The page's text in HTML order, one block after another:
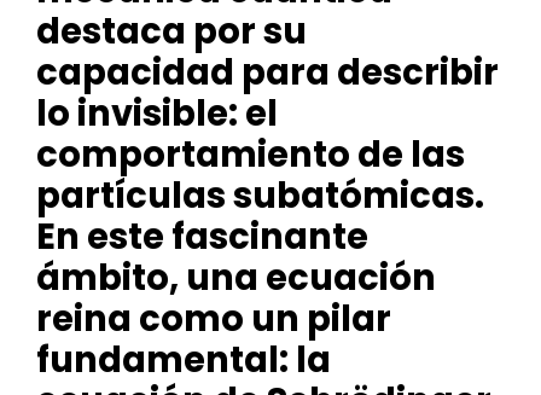
destaca por su
capacidad para describir
lo invisible: el
comportamiento de las
partículas subatómicas.
En este fascinante
ámbito, una ecuación
reina como un pilar
fundamental: la